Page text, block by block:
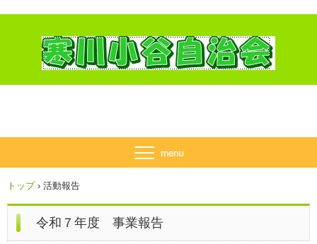
トップ › 活動報告
令和７年度 事業報告